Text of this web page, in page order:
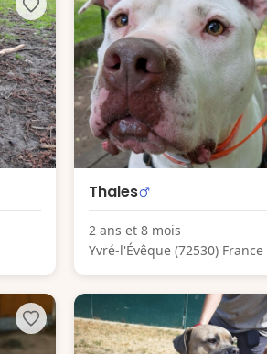
Thales
2 ans et 8 mois
Yvré-l'Évêque (72530) France